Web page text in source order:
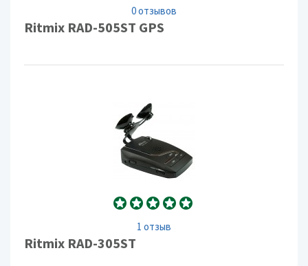
0 отзывов
Ritmix RAD-505ST GPS
1 отзыв
Ritmix RAD-305ST